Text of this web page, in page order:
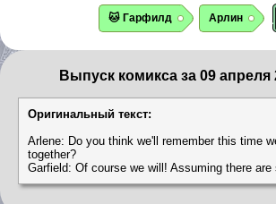
🐱 Гарфилд Арлин
Выпуск комикса за 09 апреля
Оригинальный текст:
Arlene: Do you think we'll remember this time
together?
Garfield: Of course we will! Assuming there are